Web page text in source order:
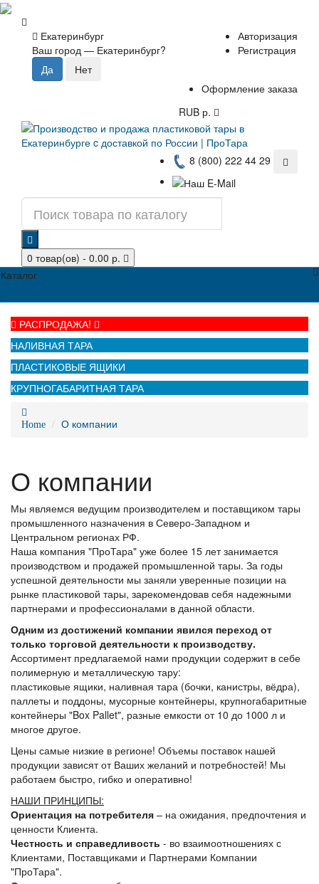
Екатеринбург
Ваш город — Екатеринбург?
Авторизация
Регистрация
Оформление заказа
RUB р.
8 (800) 222 44 29
0 товар(ов) - 0.00 р.
Каталог
РАСПРОДАЖА!
НАЛИВНАЯ ТАРА
ПЛАСТИКОВЫЕ ЯЩИКИ
КРУПНОГАБАРИТНАЯ ТАРА
Home О компании
О компании
Мы являемся ведущим производителем и поставщиком тары
промышленного назначения в Северо-Западном и
Центральном регионах РФ.
Наша компания "ПроТара" уже более 15 лет занимается
производством и продажей промышленной тары. За годы
успешной деятельности мы заняли уверенные позиции на
рынке пластиковой тары, зарекомендовав себя надежными
партнерами и профессионалами в данной области.
Одним из достижений компании явился переход от
только торговой деятельности к производству.
Ассортимент предлагаемой нами продукции содержит в себе
полимерную и металлическую тару:
пластиковые ящики, наливная тара (бочки, канистры, вёдра),
паллеты и поддоны, мусорные контейнеры, крупногабаритные
контейнеры "Box Pallet", разные емкости от 10 до 1000 л и
многое другое.
Цены самые низкие в регионе! Объемы поставок нашей
продукции зависят от Ваших желаний и потребностей! Мы
работаем быстро, гибко и оперативно!
НАШИ ПРИНЦИПЫ:
Ориентация на потребителя – на ожидания, предпочтения и
ценности Клиента.
Честность и справедливость - во взаимоотношениях с
Клиентами, Поставщиками и Партнерами Компании
"ПроТара".